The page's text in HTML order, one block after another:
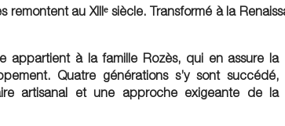
au XIIIᵉ siècle. Transformé à la
appartient à la famille Rozès, qui en assure la
Quatre générations s’y sont succédé,
artisanal et une approche exigeante de la